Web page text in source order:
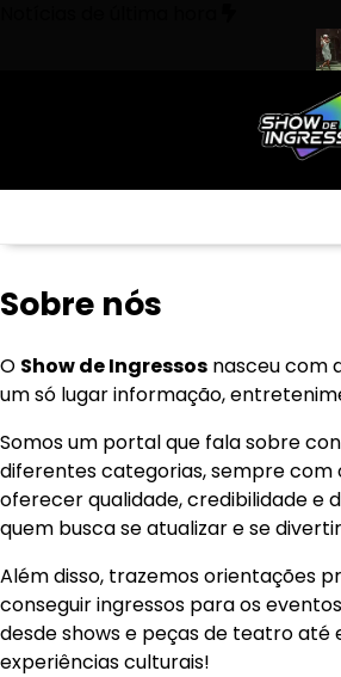
Sobre nós
O Show de Ingressos nasceu com
um só lugar informação,
Somos um portal que fala sobre
diferentes categorias, sempre com
oferecer qualidade, credibilidade e
quem busca se atualizar e se
Além disso, trazemos orientações
conseguir ingressos para os
desde shows e peças de teatro até
experiências culturais!